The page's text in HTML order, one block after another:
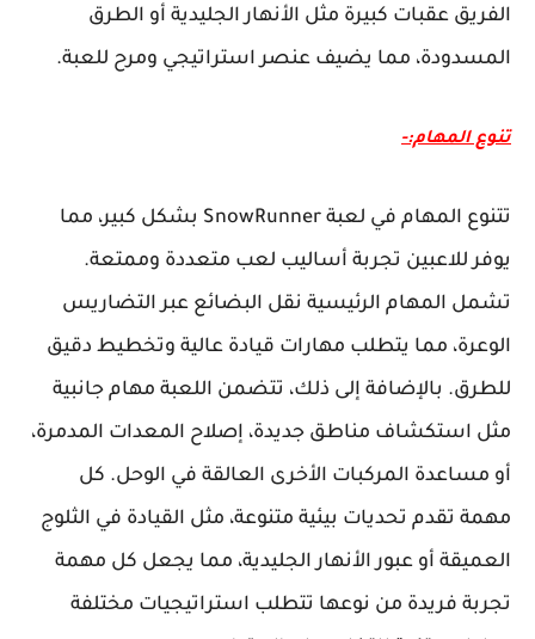
الفريق عقبات كبيرة مثل الأنهار الجليدية أو الطرق
المسدودة، مما يضيف عنصر استراتيجي ومرح للعبة.
تنوع المهام:-
تتنوع المهام في لعبة SnowRunner بشكل كبير، مما
يوفر للاعبين تجربة أساليب لعب متعددة وممتعة.
تشمل المهام الرئيسية نقل البضائع عبر التضاريس
الوعرة، مما يتطلب مهارات قيادة عالية وتخطيط دقيق
للطرق. بالإضافة إلى ذلك، تتضمن اللعبة مهام جانبية
مثل استكشاف مناطق جديدة، إصلاح المعدات المدمرة،
أو مساعدة المركبات الأخرى العالقة في الوحل. كل
مهمة تقدم تحديات بيئية متنوعة، مثل القيادة في الثلوج
العميقة أو عبور الأنهار الجليدية، مما يجعل كل مهمة
تجربة فريدة من نوعها تتطلب استراتيجيات مختلفة